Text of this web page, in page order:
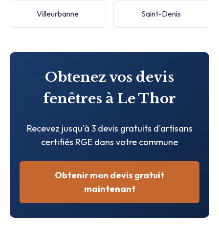
Villeurbanne Saint-Denis
Obtenez vos devis
fenêtres à Le Thor
Recevez jusqu'à 3 devis gratuits d'artisans
certifiés RGE dans votre commune
Obtenir mon devis gratuit
maintenant